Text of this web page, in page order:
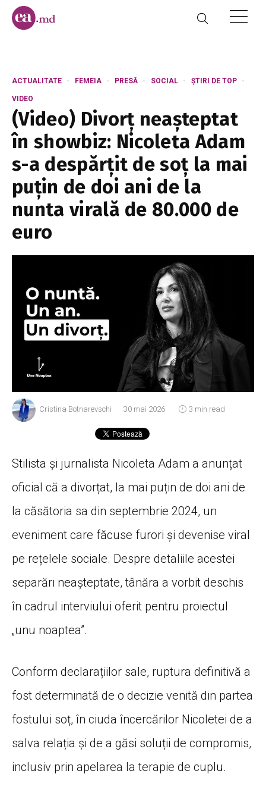
ACTUALITATE FEMEIA PRESĂ SOCIAL ȘTIRI DE TOP
VIDEO
(Video) Divorț neașteptat
în showbiz: Nicoleta Adam
s-a despărțit de soț la mai
puțin de doi ani de la
nunta virală de 80.000 de
euro
Cristina Botnarevschi 30 mai 2026 3 min read
Stilista și jurnalista Nicoleta Adam a anunțat
oficial că a divorțat, la mai puțin de doi ani de
la căsătoria sa din septembrie 2024, un
eveniment care făcuse furori și devenise viral
pe rețelele sociale. Despre detaliile acestei
separări neașteptate, tânăra a vorbit deschis
în cadrul interviului oferit pentru proiectul
„unu noaptea”.
Conform declarațiilor sale, ruptura definitivă a
fost determinată de o decizie venită din partea
fostului soț, în ciuda încercărilor Nicoletei de a
salva relația și de a găsi soluții de compromis,
inclusiv prin apelarea la terapie de cuplu.